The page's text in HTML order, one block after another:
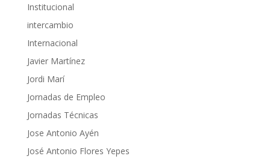
Institucional
intercambio
Internacional
Javier Martínez
Jordi Marí
Jornadas de Empleo
Jornadas Técnicas
Jose Antonio Ayén
José Antonio Flores Yepes